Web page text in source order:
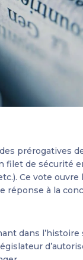
prérogatives
filet de sécurité
Ce vote ouvre
réponse à la
dans l’histoire